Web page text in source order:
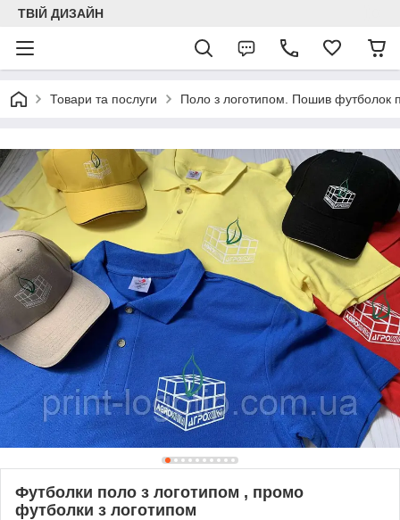
ТВІЙ ДИЗАЙН
Товари та послуги Поло з логотипом. Пошив футболок
Футболки поло з логотипом , промо
футболки з логотипом